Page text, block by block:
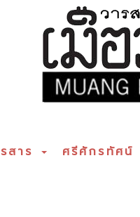
สาร ศรีศักรทัศน์